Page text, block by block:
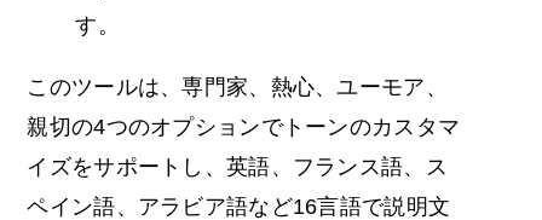
す。
このツールは、専門家、熱心、ユーモア、
親切の4つのオプションでトーンのカスタマ
イズをサポートし、英語、フランス語、ス
ペイン語、アラビア語など16言語で説明文